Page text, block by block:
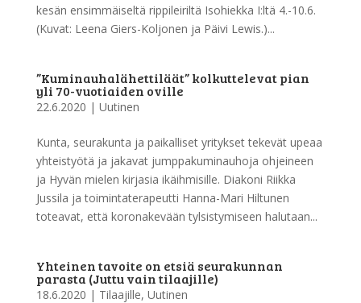
kesän ensimmäiseltä rippileiriltä Isohiekka I:ltä 4.-10.6.
(Kuvat: Leena Giers-Koljonen ja Päivi Lewis.)...
”Kuminauhalähettiläät” kolkuttelevat pian
yli 70-vuotiaiden oville
22.6.2020 | Uutinen
Kunta, seurakunta ja paikalliset yritykset tekevät upeaa
yhteistyötä ja jakavat jumppakuminauhoja ohjeineen
ja Hyvän mielen kirjasia ikäihmisille. Diakoni Riikka
Jussila ja toimintaterapeutti Hanna-Mari Hiltunen
toteavat, että koronakevään tylsistymiseen halutaan...
Yhteinen tavoite on etsiä seurakunnan
parasta (Juttu vain tilaajille)
18.6.2020 | Tilaajille, Uutinen